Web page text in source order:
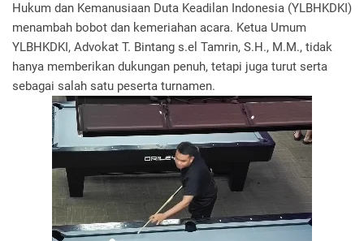
Hukum dan Kemanusiaan Duta Keadilan Indonesia (YLBHKDKI)
menambah bobot dan kemeriahan acara. Ketua Umum
YLBHKDKI, Advokat T. Bintang s.el Tamrin, S.H., M.M., tidak
hanya memberikan dukungan penuh, tetapi juga turut serta
sebagai salah satu peserta turnamen.